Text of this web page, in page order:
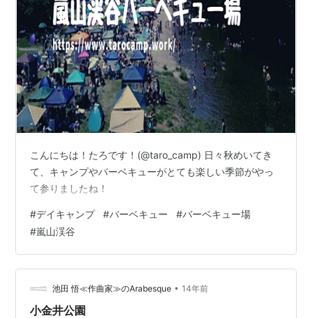
こんにちは！たろです！(@taro_camp) 日々秋めいてき
て、キャンプやバーベキューがとても楽しい季節がやっ
て参りましたね！
#デイキャンプ #バーベキュー #バーベキュー場
#嵐山渓谷
池田 悟≪作曲家≫のArabesque • 14年前
小金井公園